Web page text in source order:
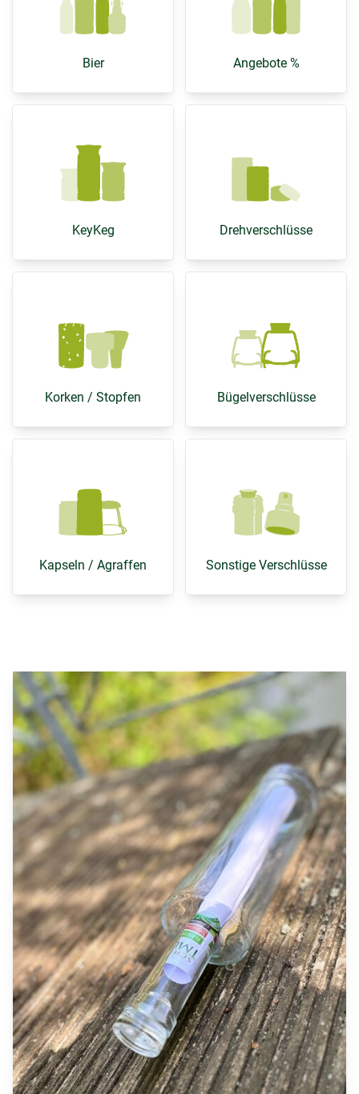
Bier Angebote %
KeyKeg Drehverschlüsse
Korken / Stopfen Bügelverschlüsse
Kapseln / Agraffen Sonstige Verschlüsse